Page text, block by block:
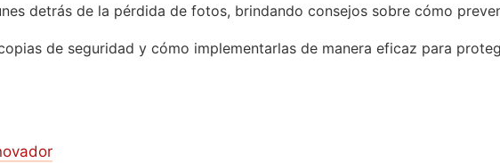
detrás de la pérdida de fotos, brindando consejos sobre cómo
de seguridad y cómo implementarlas de manera eficaz para